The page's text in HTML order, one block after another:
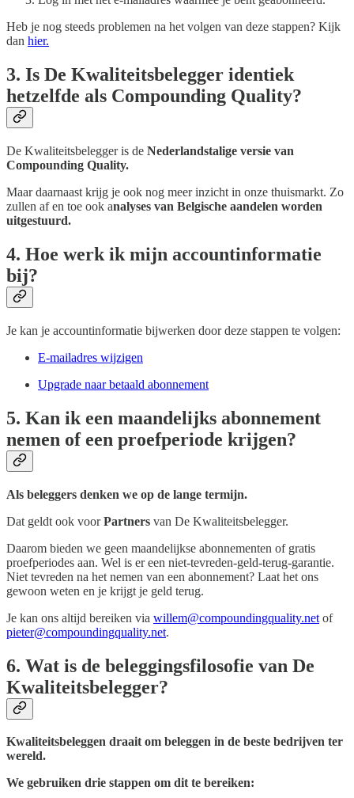
Heb je nog steeds problemen na het volgen van deze stappen? Kijk
dan hier.
3. Is De Kwaliteitsbelegger identiek
hetzelfde als Compounding Quality?
De Kwaliteitsbelegger is de Nederlandstalige versie van
Compounding Quality.
Maar daarnaast krijg je ook nog meer inzicht in onze thuismarkt. Zo
zullen af en toe ook analyses van Belgische aandelen worden
uitgestuurd.
4. Hoe werk ik mijn accountinformatie
bij?
Je kan je accountinformatie bijwerken door deze stappen te volgen:
E-mailadres wijzigen
Upgrade naar betaald abonnement
5. Kan ik een maandelijks abonnement
nemen of een proefperiode krijgen?
Als beleggers denken we op de lange termijn.
Dat geldt ook voorPartners van De Kwaliteitsbelegger.
Daarom bieden we geen maandelijkse abonnementen of gratis
proefperiodes aan. Wel is er een niet-tevreden-geld-terug-garantie.
Niet tevreden na het nemen van een abonnement? Laat het ons
gewoon weten en je krijgt je geld terug.
Je kan ons altijd bereiken via willem@compoundingquality.net of
pieter@compoundingquality.net.
6. Wat is de beleggingsfilosofie van De
Kwaliteitsbelegger?
Kwaliteitsbeleggen draait om beleggen in de beste bedrijven ter
wereld.
We gebruiken drie stappen om dit te bereiken: